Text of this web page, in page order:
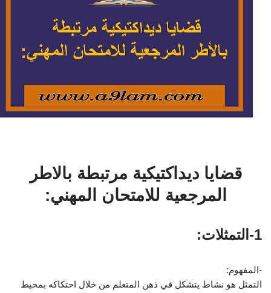
قضايا ديداكتيكية مرتبطة بالاطر
المرجعية للامتحان المهني:
1-التمثلات:
-المفهوم:
التمثل هو نشاط يتشكل في ذهن المتعلم من خلال احتكاكه بمحيط